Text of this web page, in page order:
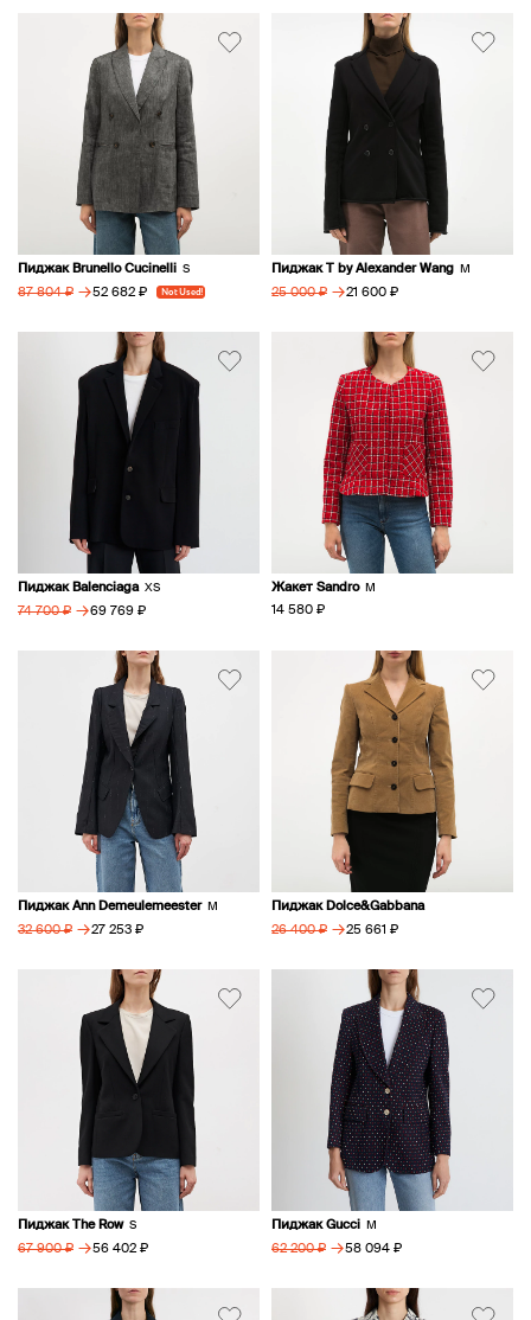
Пиджак Brunello Cucinelli S
87 804 ₽ → 52 682 ₽ Not Used!
Пиджак T by Alexander Wang M
25 000 ₽ → 21 600 ₽
Пиджак Balenciaga XS
74 700 ₽ → 69 769 ₽
Жакет Sandro M
14 580 ₽
Пиджак Ann Demeulemeester M
32 600 ₽ → 27 253 ₽
Пиджак Dolce&Gabbana
26 400 ₽ → 25 661 ₽
Пиджак The Row S
67 900 ₽ → 56 402 ₽
Пиджак Gucci M
62 200 ₽ → 58 094 ₽